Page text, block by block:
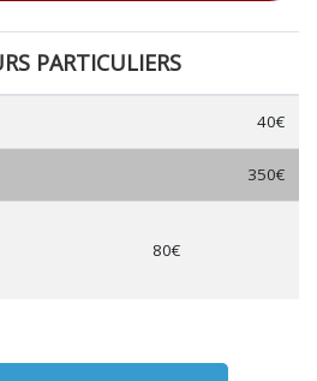
PARTICULIERS
40€
350€
80€